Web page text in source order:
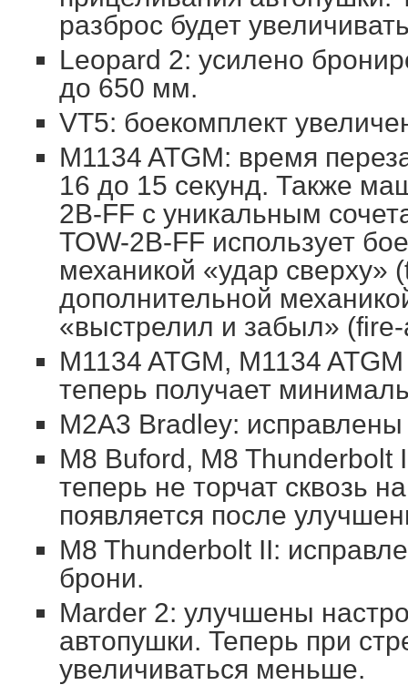
разброс будет
Leopard 2: усилено
до 650 мм.
VT5: боекомплект
M1134 ATGM: время
16 до 15 секунд. Также
2B-FF с уникальным
TOW-2B-FF использует
механикой «удар сверху»
дополнительной
«выстрелил и забыл»
M1134 ATGM, M1134
теперь получает
M2A3 Bradley: исправлены
M8 Buford, M8 Thunderbolt
теперь не торчат сквозь
появляется после
M8 Thunderbolt II:
брони.
Marder 2: улучшены
автопушки. Теперь при
увеличиваться меньше.